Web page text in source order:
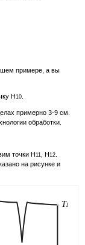
примере, а вы
Н10
примерно 3-9 см.
обработки.
точки Н11 , Н12
на рисунке и